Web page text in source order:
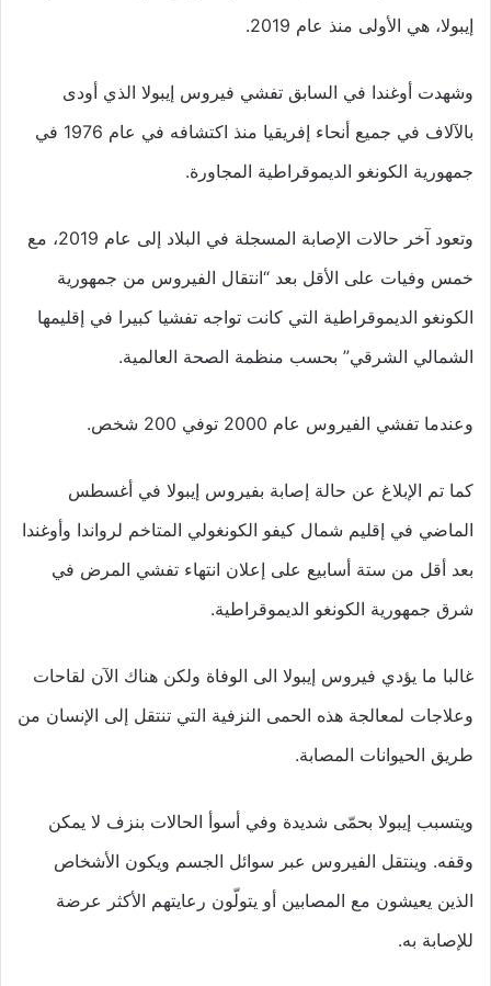
إيبولا، هي الأولى منذ عام 2019.
وشهدت أوغندا في السابق تفشي فيروس إيبولا الذي أودى
بالآلاف في جميع أنحاء إفريقيا منذ اكتشافه في عام 1976 في
جمهورية الكونغو الديموقراطية المجاورة.
وتعود آخر حالات الإصابة المسجلة في البلاد إلى عام 2019، مع
خمس وفيات على الأقل بعد “انتقال الفيروس من جمهورية
الكونغو الديموقراطية التي كانت تواجه تفشيا كبيرا في إقليمها
الشمالي الشرقي” بحسب منظمة الصحة العالمية.
وعندما تفشي الفيروس عام 2000 توفي 200 شخص.
كما تم الإبلاغ عن حالة إصابة بفيروس إيبولا في أغسطس
الماضي في إقليم شمال كيفو الكونغولي المتاخم لرواندا وأوغندا
بعد أقل من ستة أسابيع على إعلان انتهاء تفشي المرض في
شرق جمهورية الكونغو الديموقراطية.
غالبا ما يؤدي فيروس إيبولا الى الوفاة ولكن هناك الآن لقاحات
وعلاجات لمعالجة هذه الحمى النزفية التي تنتقل إلى الإنسان من
طريق الحيوانات المصابة.
ويتسبب إيبولا بحمّى شديدة وفي أسوأ الحالات بنزف لا يمكن
وقفه. وينتقل الفيروس عبر سوائل الجسم ويكون الأشخاص
الذين يعيشون مع المصابين أو يتولّون رعايتهم الأكثر عرضة
للإصابة به.